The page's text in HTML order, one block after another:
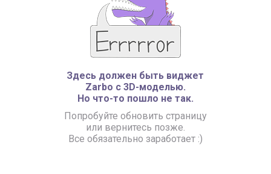
Здесь должен быть виджет
Zarbo с 3D-моделью.
Но что-то пошло не так.
Попробуйте обновить страницу
или вернитесь позже.
Все обязательно заработает :)